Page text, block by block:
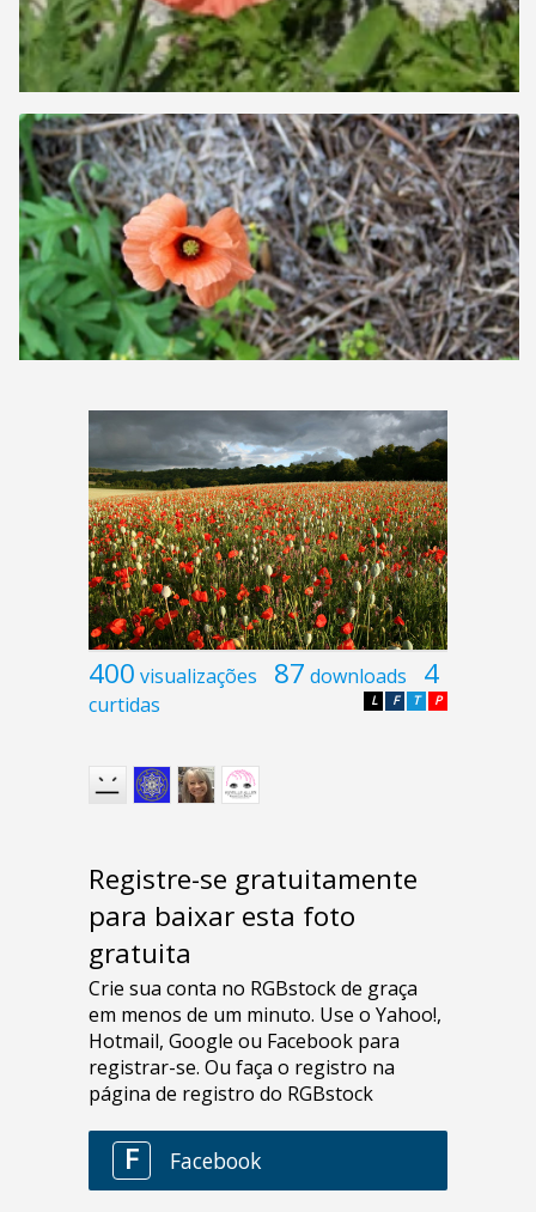
400 visualizações 87 downloads 4
curtidas P
T
F
L
Registre-se gratuitamente
para baixar esta foto
gratuita